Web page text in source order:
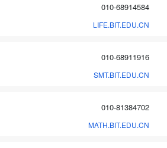
010-68914584
LIFE.BIT.EDU.CN
010-68911916
SMT.BIT.EDU.CN
010-81384702
MATH.BIT.EDU.CN